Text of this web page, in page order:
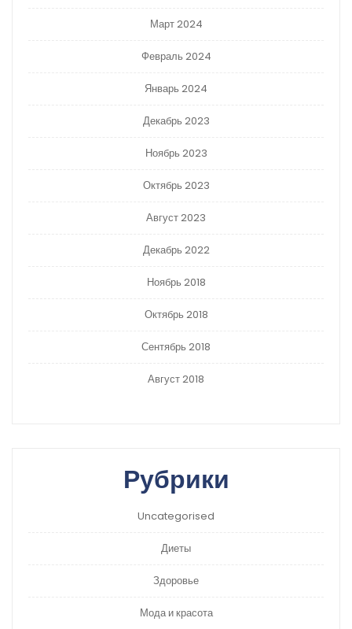
Март 2024
Февраль 2024
Январь 2024
Декабрь 2023
Ноябрь 2023
Октябрь 2023
Август 2023
Декабрь 2022
Ноябрь 2018
Октябрь 2018
Сентябрь 2018
Август 2018
Рубрики
Uncategorised
Диеты
Здоровье
Мода и красота